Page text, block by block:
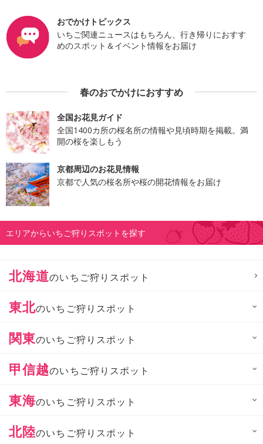
おでかけトピックス
いちご関連ニュースはもちろん、行き帰りにおすす
めのスポット＆イベント情報をお届け
春のおでかけにおすすめ
全国お花見ガイド
全国1400カ所の桜名所の情報や見頃時期を掲載。満
開の桜を楽しもう
京都周辺のお花見情報
京都で人気の桜名所や桜の開花情報をお届け
エリアからいちご狩りスポットを探す
北海道のいちご狩りスポット
東北のいちご狩りスポット
関東のいちご狩りスポット
甲信越のいちご狩りスポット
東海のいちご狩りスポット
北陸のいちご狩りスポット